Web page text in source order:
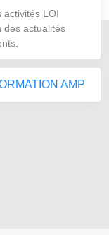
activités LOI
des actualités
AMP